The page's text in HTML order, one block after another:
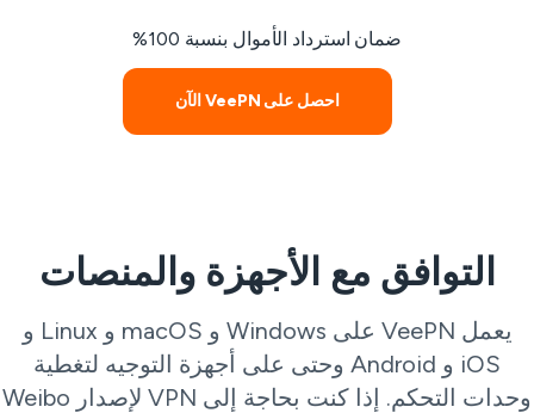
ضمان استرداد الأموال بنسبة 100%
احصل على VeePN الآن
التوافق مع الأجهزة والمنصات
يعمل VeePN على Windows و macOS و Linux و
iOS و Android وحتى على أجهزة التوجيه لتغطية
وحدات التحكم. إذا كنت بحاجة إلى VPN لإصدار Weibo